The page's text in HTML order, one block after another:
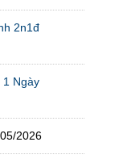
2n1đ
1 Ngày
2026